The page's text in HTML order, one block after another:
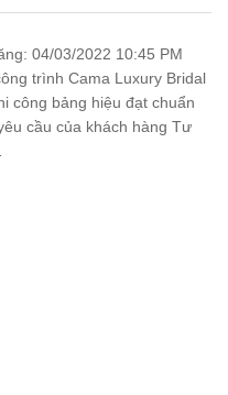
04/03/2022 10:45 PM
trình Cama Luxury Bridal
công bảng hiệu đạt chuẩn
cầu của khách hàng Tư